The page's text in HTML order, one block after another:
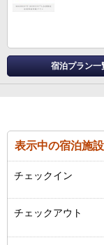
宿泊プラン一
表示中の宿泊施
チェックイン
チェックアウト